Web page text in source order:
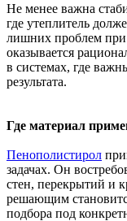
Не менее важна
где утеплитель
лишних проблем при
оказывается
в системах, где
результата.
Где материал
Пенополистирол
задачах. Он
стен, перекрытий и
решающим
подбора под